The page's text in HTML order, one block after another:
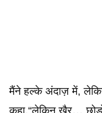
मैंने हल्के अंदाज़ में,
कहा,“लेकिन खैर…